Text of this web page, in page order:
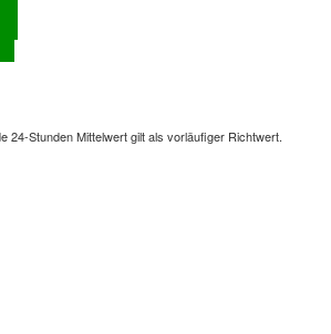
24-Stunden Mittelwert gilt als vorläufiger Richtwert.